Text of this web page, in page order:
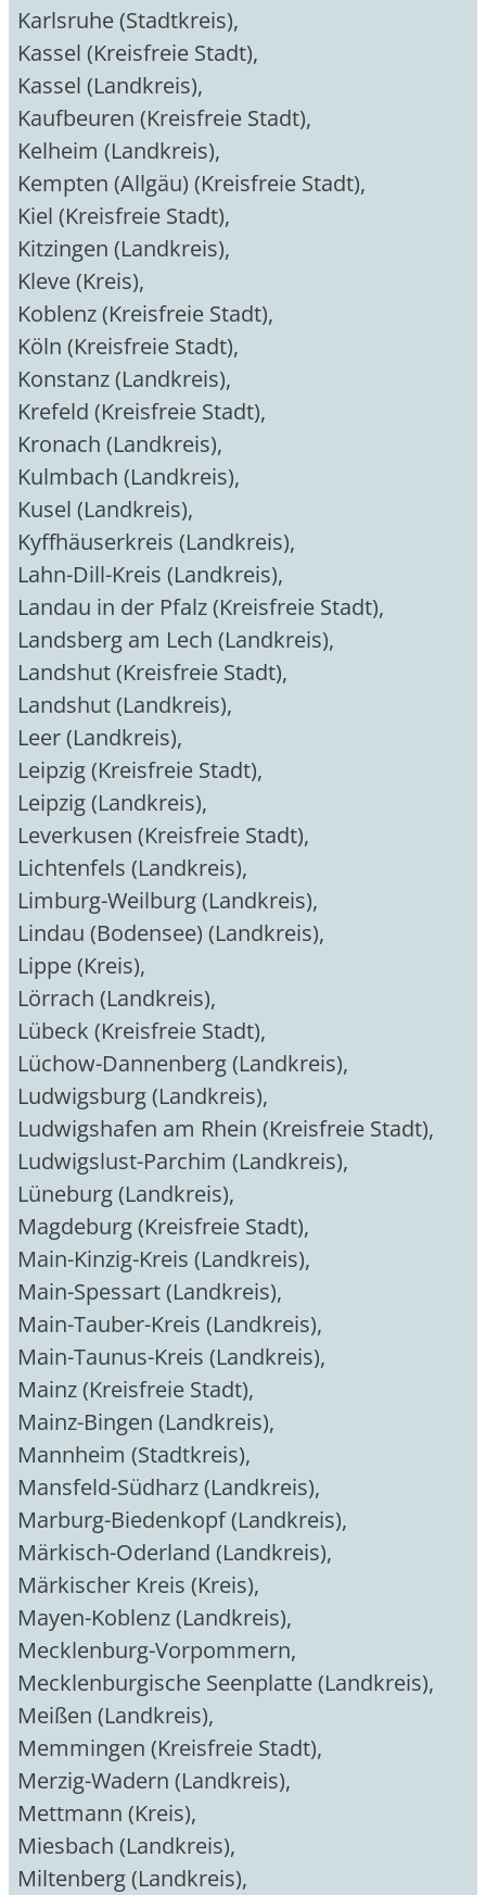
Karlsruhe (Stadtkreis),
Kassel (Kreisfreie Stadt),
Kassel (Landkreis),
Kaufbeuren (Kreisfreie Stadt),
Kelheim (Landkreis),
Kempten (Allgäu) (Kreisfreie Stadt),
Kiel (Kreisfreie Stadt),
Kitzingen (Landkreis),
Kleve (Kreis),
Koblenz (Kreisfreie Stadt),
Köln (Kreisfreie Stadt),
Konstanz (Landkreis),
Krefeld (Kreisfreie Stadt),
Kronach (Landkreis),
Kulmbach (Landkreis),
Kusel (Landkreis),
Kyffhäuserkreis (Landkreis),
Lahn-Dill-Kreis (Landkreis),
Landau in der Pfalz (Kreisfreie Stadt),
Landsberg am Lech (Landkreis),
Landshut (Kreisfreie Stadt),
Landshut (Landkreis),
Leer (Landkreis),
Leipzig (Kreisfreie Stadt),
Leipzig (Landkreis),
Leverkusen (Kreisfreie Stadt),
Lichtenfels (Landkreis),
Limburg-Weilburg (Landkreis),
Lindau (Bodensee) (Landkreis),
Lippe (Kreis),
Lörrach (Landkreis),
Lübeck (Kreisfreie Stadt),
Lüchow-Dannenberg (Landkreis),
Ludwigsburg (Landkreis),
Ludwigshafen am Rhein (Kreisfreie Stadt),
Ludwigslust-Parchim (Landkreis),
Lüneburg (Landkreis),
Magdeburg (Kreisfreie Stadt),
Main-Kinzig-Kreis (Landkreis),
Main-Spessart (Landkreis),
Main-Tauber-Kreis (Landkreis),
Main-Taunus-Kreis (Landkreis),
Mainz (Kreisfreie Stadt),
Mainz-Bingen (Landkreis),
Mannheim (Stadtkreis),
Mansfeld-Südharz (Landkreis),
Marburg-Biedenkopf (Landkreis),
Märkisch-Oderland (Landkreis),
Märkischer Kreis (Kreis),
Mayen-Koblenz (Landkreis),
Mecklenburg-Vorpommern,
Mecklenburgische Seenplatte (Landkreis),
Meißen (Landkreis),
Memmingen (Kreisfreie Stadt),
Merzig-Wadern (Landkreis),
Mettmann (Kreis),
Miesbach (Landkreis),
Miltenberg (Landkreis),